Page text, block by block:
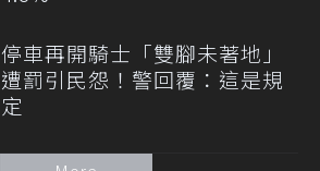
停車再開騎士「雙腳未著地」
遭罰引民怨！警回覆：這是規
定